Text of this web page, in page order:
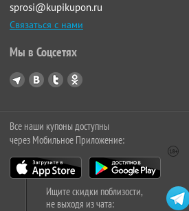
sprosi@kupikupon.ru
Связаться с нами
Мы в Соцсетях
Все наши купоны доступны
через Мобильное Приложение:
Ищите скидки поблизости,
не выходя из чата: